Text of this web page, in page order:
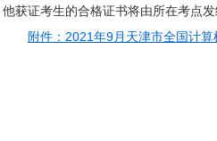
他获证考生的合格证书将由所在考点
附件：2021年9月天津市全国计